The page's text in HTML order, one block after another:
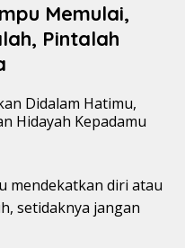
Memulai,
Pintalah
mendekatkan diri atau
setidaknya jangan